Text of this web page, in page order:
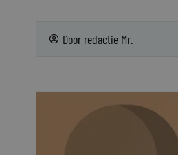
Door redactie Mr.